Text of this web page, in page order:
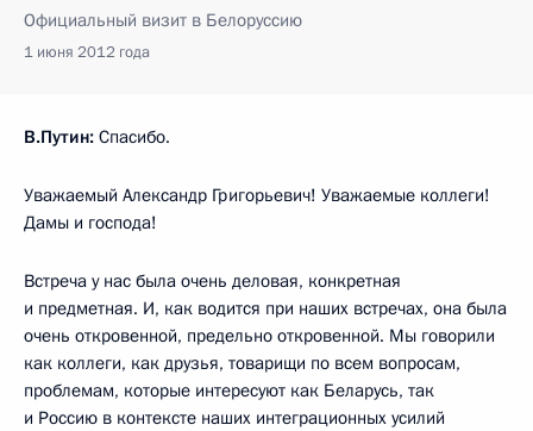
Официальный визит в Белоруссию
1 июня 2012 года
В.Путин: Спасибо.
Уважаемый Александр Григорьевич! Уважаемые коллеги!
Дамы и господа!
Встреча у нас была очень деловая, конкретная
и предметная. И, как водится при наших встречах, она была
очень откровенной, предельно откровенной. Мы говорили
как коллеги, как друзья, товарищи по всем вопросам,
проблемам, которые интересуют как Беларусь, так
и Россию в контексте наших интеграционных усилий